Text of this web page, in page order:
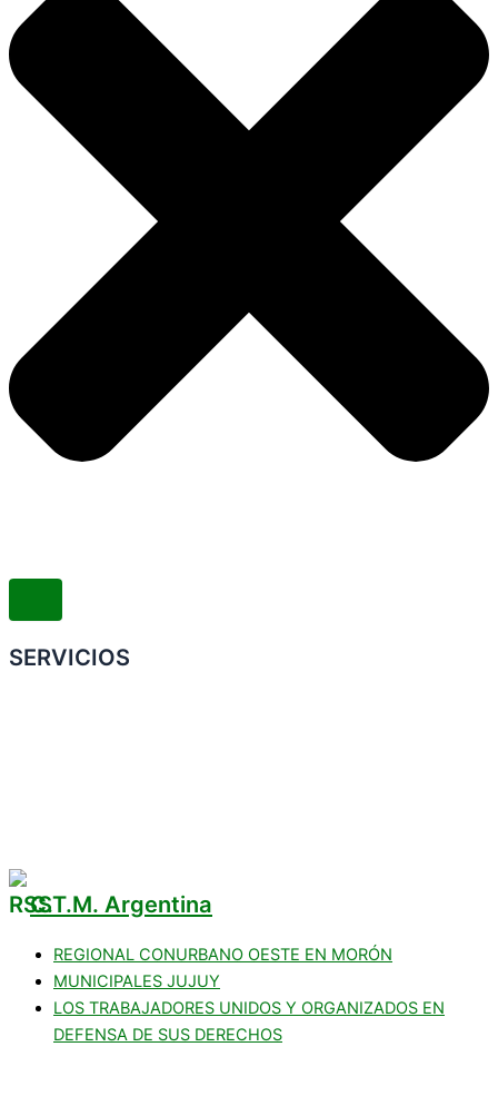
SERVICIOS
C.T.M. Argentina
REGIONAL CONURBANO OESTE EN MORÓN
MUNICIPALES JUJUY
LOS TRABAJADORES UNIDOS Y ORGANIZADOS EN
DEFENSA DE SUS DERECHOS